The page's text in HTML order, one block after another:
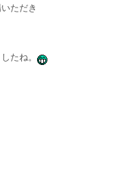
ただき
たね。